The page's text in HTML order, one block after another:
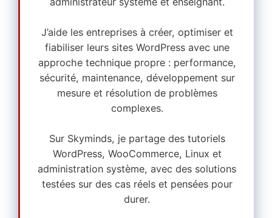
J’aide les entreprises à créer, optimiser et
fiabiliser leurs sites WordPress avec une
approche technique propre : performance,
sécurité, maintenance, développement sur
mesure et résolution de problèmes
complexes.
Sur Skyminds, je partage des tutoriels
WordPress, WooCommerce, Linux et
administration système, avec des solutions
testées sur des cas réels et pensées pour
durer.